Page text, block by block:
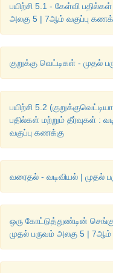
வட்டவில் வரைக.
வட்டவில்லை
படி 4 : வட்டவில்கள்
பயிற்சி 5.1 - கேள்வி
அலகு 5 | 7ஆம் வகுப்பு
குறுக்கு வெட்டிகள் - முதல்
பயிற்சி 5.2
பதில்கள் மற்றும் தீர்வுகள் :
வகுப்பு கணக்கு
வரைதல் - வடிவியல் | முதல்
ஒரு கோட்டுத்துண்டின்
முதல் பருவம் அலகு 5 | 7ஆம்